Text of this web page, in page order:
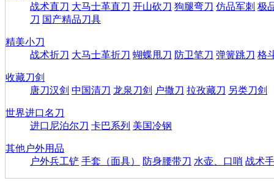
战术直刀 大马士革直刀 开山砍刀 狗腿弯刀 仿品军刺 极
刀 国产精品刀具
精美小刀
战术折刀 大马士革折刀 蝴蝶甩刀 防卫笔刀 弹簧跳刀 格
收藏刀剑
唐刀汉剑 中国清刀 龙泉刀剑 户撒刀 拉孜藏刀 另类刀剑
世界进口名刀
进口尼泊尔刀 卡巴系列 美国冷钢
其他户外用品
户外兵工铲 手套（面具） 防身腰带刀 水壶、口哨 战术